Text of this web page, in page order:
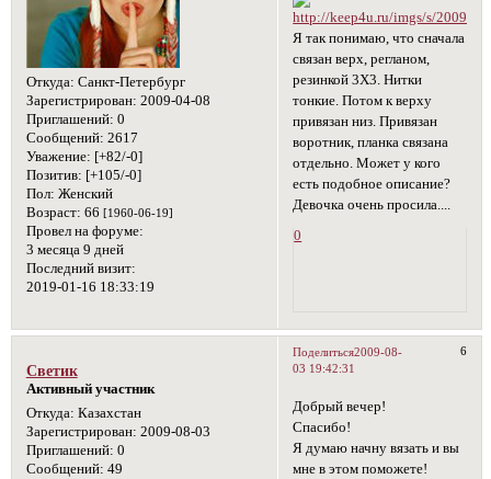
Откуда: Санкт-Петербург
Зарегистрирован: 2009-04-08
Приглашений: 0
Сообщений: 2617
Уважение: [+82/-0]
Позитив: [+105/-0]
Пол: Женский
Возраст: 66 [1960-06-19]
Провел на форуме:
3 месяца 9 дней
Последний визит:
2019-01-16 18:33:19
Я так понимаю, что сначала
связан верх, регланом,
резинкой 3Х3. Нитки
тонкие. Потом к верху
привязан низ. Привязан
воротник, планка связана
отдельно. Может у кого
есть подобное описание?
Девочка очень просила....
0
Поделиться 6
2009-08-
03 19:42:31
Светик
Активный участник
Откуда: Казахстан
Зарегистрирован: 2009-08-03
Приглашений: 0
Сообщений: 49
Добрый вечер!
Спасибо!
Я думаю начну вязать и вы
мне в этом поможете!